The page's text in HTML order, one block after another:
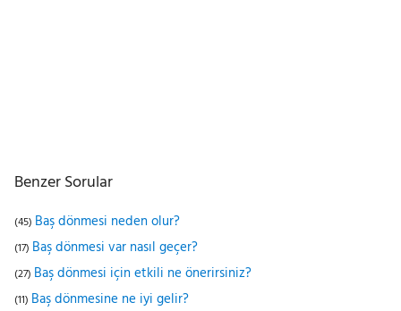
Benzer Sorular
(45) Baş dönmesi neden olur?
(17) Baş dönmesi var nasıl geçer?
(27) Baş dönmesi için etkili ne önerirsiniz?
(11) Baş dönmesine ne iyi gelir?